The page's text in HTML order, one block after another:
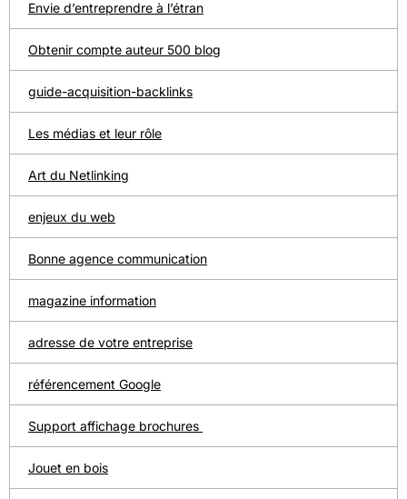
Envie d’entreprendre à l’étran
Obtenir compte auteur 500 blog
guide-acquisition-backlinks
Les médias et leur rôle
Art du Netlinking
enjeux du web
Bonne agence communication
magazine information
adresse de votre entreprise
référencement Google
Support affichage brochures
Jouet en bois